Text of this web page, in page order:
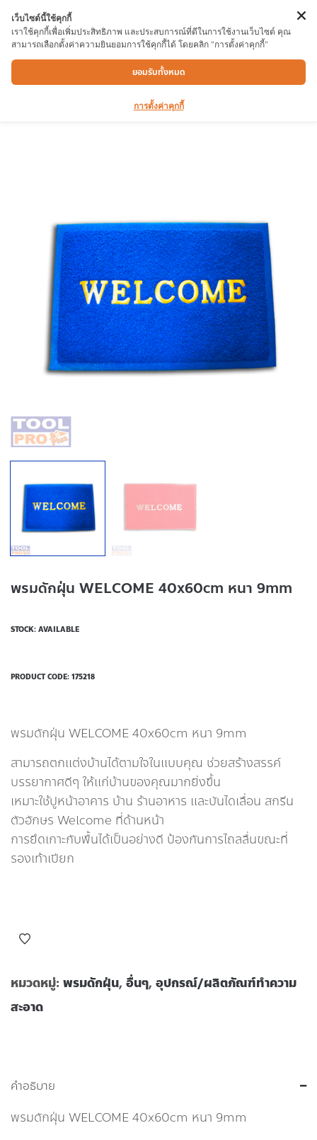
พรมดักฝุ่น WELCOME 40x60cm หนา 9mm
พรมดักฝุ่น WELCOME 40x60cm หนา 9mm
STOCK: AVAILABLE
PRODUCT CODE: 175218
พรมดักฝุ่น WELCOME 40x60cm หนา 9mm
สามารถตกแต่งบ้านได้ตามใจในแบบคุณ ช่วยสร้างสรรค์
บรรยากาศดีๆ ให้แก่บ้านของคุณมากยิ่งขึ้น
เหมาะใช้ปูหน้าอาคาร บ้าน ร้านอาหาร และบันไดเลื่อน สกรีน
ตัวอักษร Welcome ที่ด้านหน้า
การยึดเกาะกับพื้นได้เป็นอย่างดี ป้องกันการไถลลื่นขณะที่
รองเท้าเปียก
หมวดหมู่: พรมดักฝุ่น, อื่นๆ, อุปกรณ์/ผลิตภัณฑ์ทำความ
สะอาด
คำอธิบาย
พรมดักฝุ่น WELCOME 40x60cm หนา 9mm
เว็บไซต์นี้ใช้คุกกี้
เราใช้คุกกี้เพื่อเพิ่มประสิทธิภาพ และประสบการณ์ที่ดีในการใช้งานเว็บไซต์ คุณ
สามารถเลือกตั้งค่าความยินยอมการใช้คุกกี้ได้ โดยคลิก "การตั้งค่าคุกกี้"
ยอมรับทั้งหมด
การตั้งค่าคุกกี้